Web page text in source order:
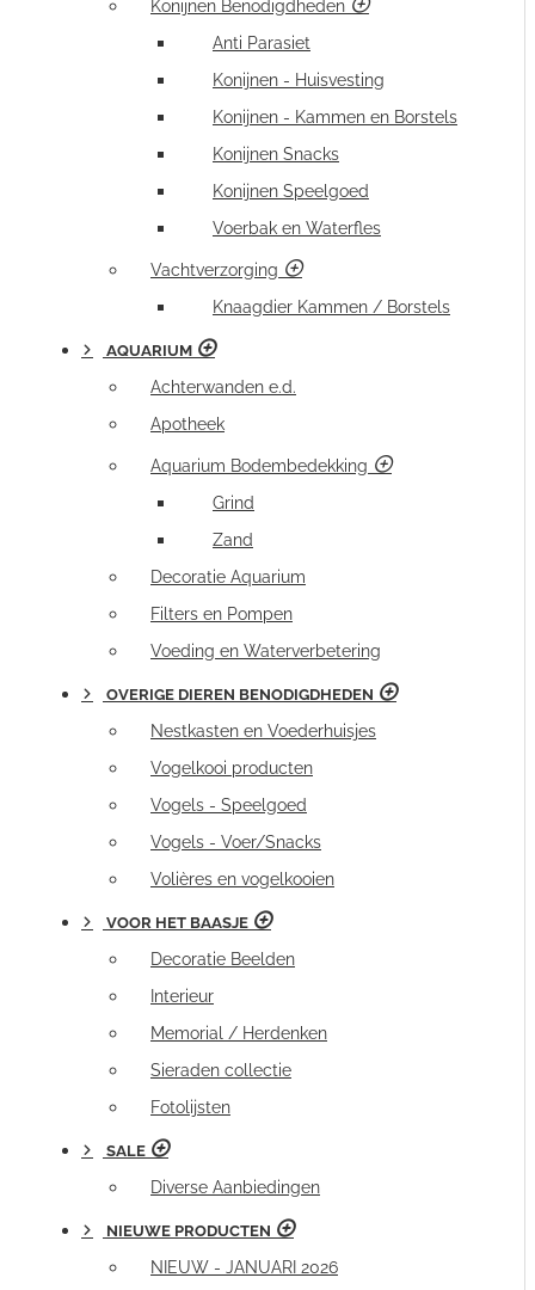
Konijnen Benodigdheden
Anti Parasiet
Konijnen - Huisvesting
Konijnen - Kammen en Borstels
Konijnen Snacks
Konijnen Speelgoed
Voerbak en Waterfles
Vachtverzorging
Knaagdier Kammen / Borstels
AQUARIUM
Achterwanden e.d.
Apotheek
Aquarium Bodembedekking
Grind
Zand
Decoratie Aquarium
Filters en Pompen
Voeding en Waterverbetering
OVERIGE DIEREN BENODIGDHEDEN
Nestkasten en Voederhuisjes
Vogelkooi producten
Vogels - Speelgoed
Vogels - Voer/Snacks
Volières en vogelkooien
VOOR HET BAASJE
Decoratie Beelden
Interieur
Memorial / Herdenken
Sieraden collectie
Fotolijsten
SALE
Diverse Aanbiedingen
NIEUWE PRODUCTEN
NIEUW - JANUARI 2026